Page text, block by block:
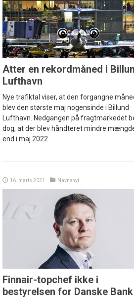
Atter en rekordmåned i
Lufthavn
Nye trafiktal viser, at den forgangne
blev den største maj nogensinde i Billund
Lufthavn. Nedgangen på fragtmarkedet
dog, at der blev håndteret mindre
end i maj 2022.
16. marts 2021 Navnenyt
Finnair-topchef ikke i
bestyrelsen for Danske Bank